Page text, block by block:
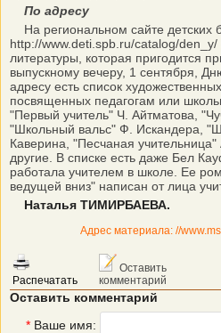
По адресу
На региональном сайте детских
http://www.deti.spb.ru/catalog/den_y/
литературы, которая пригодится
выпускному вечеру, 1 сентября,
адресу есть список
посвященных педагогам или
"Первый учитель" Ч. Айтматова,
"Школьный вальс" Ф. Искандера,
Каверина, "Песчаная
другие. В списке есть даже Бел
работала учителем в школе. Ее
ведущей вниз" написан от лица
Наталья ТИМИРБАЕВА.
Адрес материала: //
Распечатать
Оставить
комментарий
Оставить комментарий
* Ваше имя: